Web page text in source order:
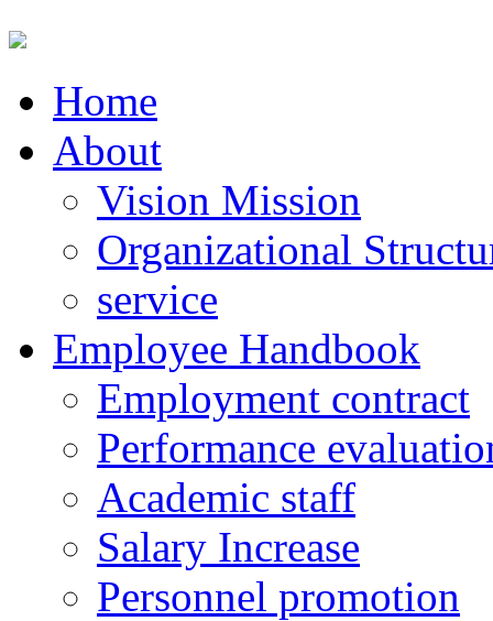
Home
About
Vision Mission
Organizational
service
Employee Handbook
Employment contract
Performance
Academic staff
Salary Increase
Personnel promotion